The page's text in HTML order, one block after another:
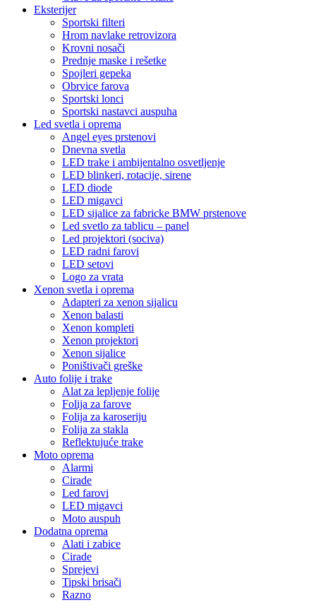
Eksterijer
Sportski filteri
Hrom navlake retrovizora
Krovni nosači
Prednje maske i rešetke
Spojleri gepeka
Obrvice farova
Sportski lonci
Sportski nastavci auspuha
Led svetla i oprema
Angel eyes prstenovi
Dnevna svetla
LED trake i ambijentalno osvetljenje
LED blinkeri, rotacije, sirene
LED diode
LED migavci
LED sijalice za fabricke BMW prstenove
Led svetlo za tablicu – panel
Led projektori (sociva)
LED radni farovi
LED setovi
Logo za vrata
Xenon svetla i oprema
Adapteri za xenon sijalicu
Xenon balasti
Xenon kompleti
Xenon projektori
Xenon sijalice
Poništivači greške
Auto folije i trake
Alat za lepljenje folije
Folija za farove
Folija za karoseriju
Folija za stakla
Reflektujuće trake
Moto oprema
Alarmi
Cirade
Led farovi
LED migavci
Moto auspuh
Dodatna oprema
Alati i zabice
Cirade
Sprejevi
Tipski brisači
Razno